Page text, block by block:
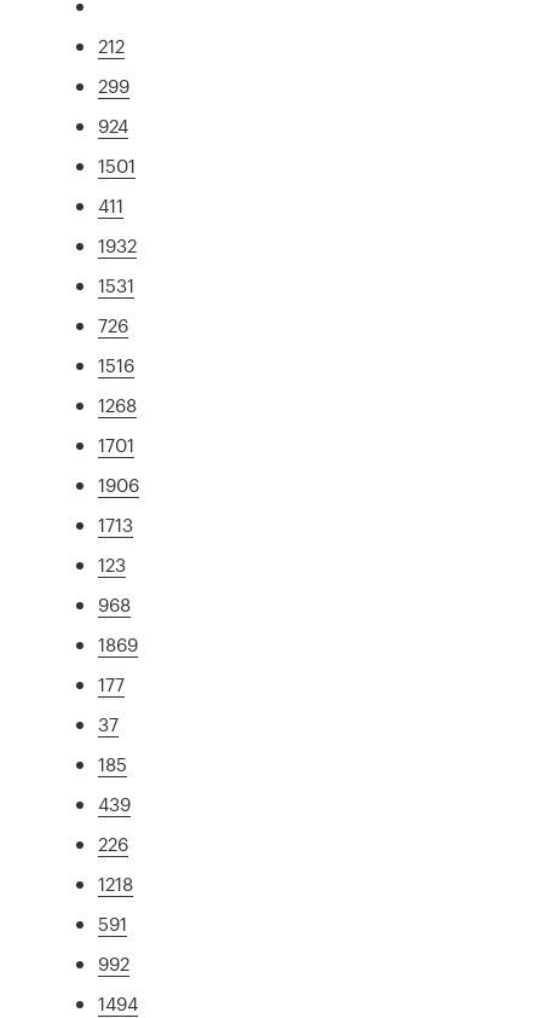
212
299
924
1501
411
1932
1531
726
1516
1268
1701
1906
1713
123
968
1869
177
37
185
439
226
1218
591
992
1494